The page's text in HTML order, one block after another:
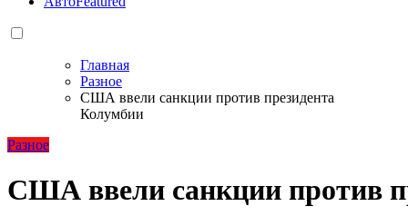
Главная
Разное
США ввели санкции против президента
Колумбии
Разное
США ввели санкции против